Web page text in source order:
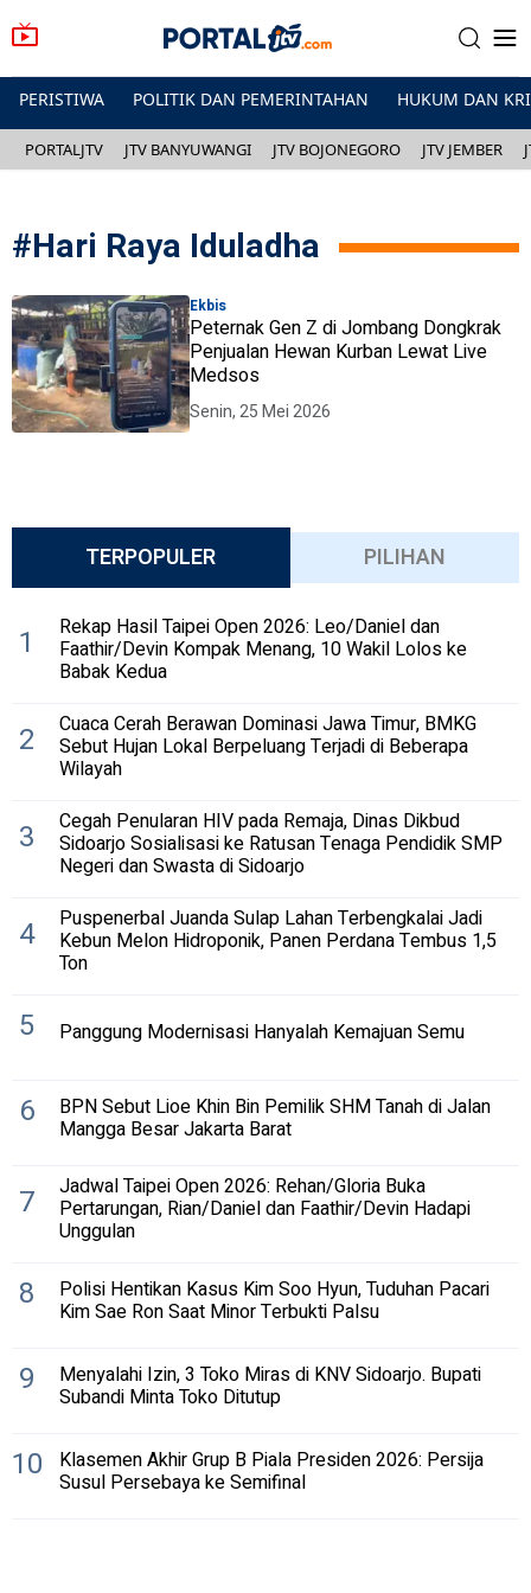
PERISTIWA POLITIK DAN PEMERINTAHAN HUKUM DAN
PORTALJTV JTV BANYUWANGI JTV BOJONEGORO JTV JEMBER
#Hari Raya Iduladha
Ekbis
Peternak Gen Z di Jombang Dongkrak
Penjualan Hewan Kurban Lewat Live
Medsos
Senin, 25 Mei 2026
TERPOPULER PILIHAN
1 Rekap Hasil Taipei Open 2026: Leo/Daniel dan
Faathir/Devin Kompak Menang, 10 Wakil Lolos ke
Babak Kedua
2 Cuaca Cerah Berawan Dominasi Jawa Timur, BMKG
Sebut Hujan Lokal Berpeluang Terjadi di Beberapa
Wilayah
3 Cegah Penularan HIV pada Remaja, Dinas Dikbud
Sidoarjo Sosialisasi ke Ratusan Tenaga Pendidik SMP
Negeri dan Swasta di Sidoarjo
4 Puspenerbal Juanda Sulap Lahan Terbengkalai Jadi
Kebun Melon Hidroponik, Panen Perdana Tembus 1,5
Ton
5 Panggung Modernisasi Hanyalah Kemajuan Semu
6 BPN Sebut Lioe Khin Bin Pemilik SHM Tanah di Jalan
Mangga Besar Jakarta Barat
7 Jadwal Taipei Open 2026: Rehan/Gloria Buka
Pertarungan, Rian/Daniel dan Faathir/Devin Hadapi
Unggulan
8 Polisi Hentikan Kasus Kim Soo Hyun, Tuduhan Pacari
Kim Sae Ron Saat Minor Terbukti Palsu
9 Menyalahi Izin, 3 Toko Miras di KNV Sidoarjo. Bupati
Subandi Minta Toko Ditutup
10 Klasemen Akhir Grup B Piala Presiden 2026: Persija
Susul Persebaya ke Semifinal